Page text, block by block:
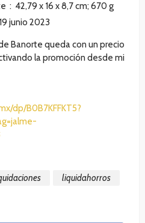
Dimensiones del paquete ‏ : ‎ 42,79 x 16 x 8,7 cm; 670 g
19 junio 2023
Banorte queda con un precio
la promoción desde mi
dp/B0B7KFFKT5?
liquidahorros